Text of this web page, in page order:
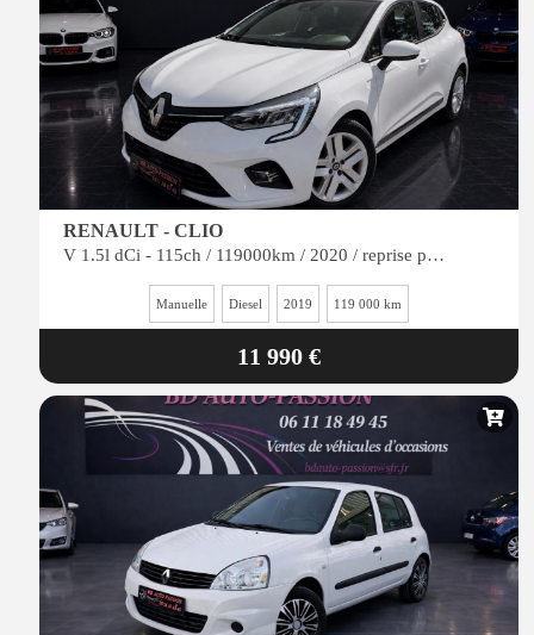
RENAULT - CLIO
V 1.5l dCi - 115ch / 119000km / 2020 / reprise possible
Manuelle Diesel 2019 119 000 km
11 990 €